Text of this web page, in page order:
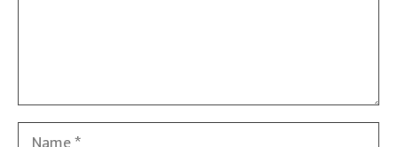
Name